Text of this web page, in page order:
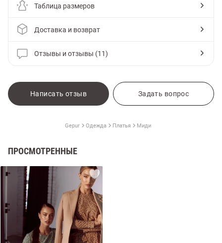
Таблица размеров
Доставка и возврат
Отзывы и отзывы (11)
Написать отзыв Задать вопрос
Gepur Одежда Платья Миди
ПРОСМОТРЕННЫЕ